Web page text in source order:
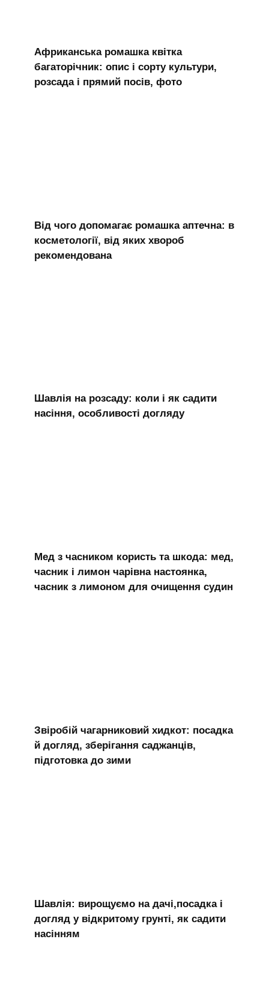
Африканська ромашка квітка
багаторічник: опис і сорту культури,
розсада і прямий посів, фото
Від чого допомагає ромашка аптечна: в
косметології, від яких хвороб
рекомендована
Шавлія на розсаду: коли і як садити
насіння, особливості догляду
Мед з часником користь та шкода: мед,
часник і лимон чарівна настоянка,
часник з лимоном для очищення судин
Звіробій чагарниковий хидкот: посадка
й догляд, зберігання саджанців,
підготовка до зими
Шавлія: вирощуємо на дачі,посадка і
догляд у відкритому грунті, як садити
насінням